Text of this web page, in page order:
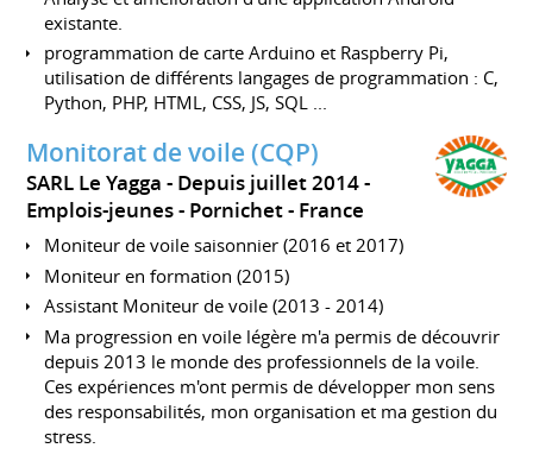
existante.
programmation de carte Arduino et Raspberry Pi,
utilisation de différents langages de programmation : C,
Python, PHP, HTML, CSS, JS, SQL ...
Monitorat de voile (CQP)
SARL Le Yagga
Depuis juillet 2014
Emplois-jeunes
Pornichet France
Moniteur de voile saisonnier (2016 et 2017)
Moniteur en formation (2015)
Assistant Moniteur de voile (2013 - 2014)
Ma progression en voile légère m'a permis de découvrir
depuis 2013 le monde des professionnels de la voile.
Ces expériences m'ont permis de développer mon sens
des responsabilités, mon organisation et ma gestion du
stress.